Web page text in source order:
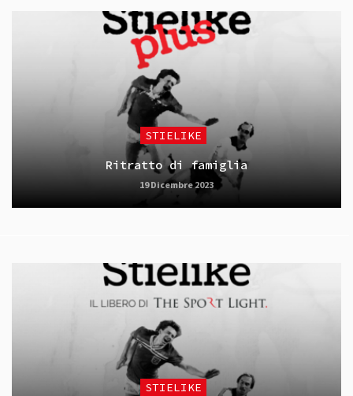
STIELIKE
Ritratto di famiglia
19 Dicembre 2023
STIELIKE